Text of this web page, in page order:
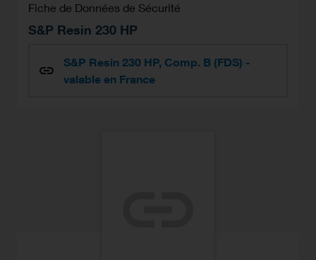
Fiche de Données de Sécurité
S&P Resin 230 HP
S&P Resin 230 HP, Comp. B (FDS) -
valable en France